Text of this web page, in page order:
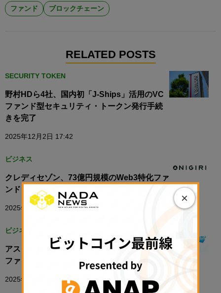
ファンド ブロックチェーン
RELATED POSTS
SECURITY TOKEN
野村HDら4社、国内初「J-Ships」活用のVC
ファンド型セキュリティ・トークン発行手続
きを完了
2025年12月2日 17:42
ビジネス
クレディセゾン、73億円規模のWeb3特化ファ
ンド「Onigiri Capital」を設立
2025年9月16日 17:59
ビジネス
アスターにアニモカブランズが出資、IP特化
ファンド構想も浮上
2025年5月21日 18:03
×